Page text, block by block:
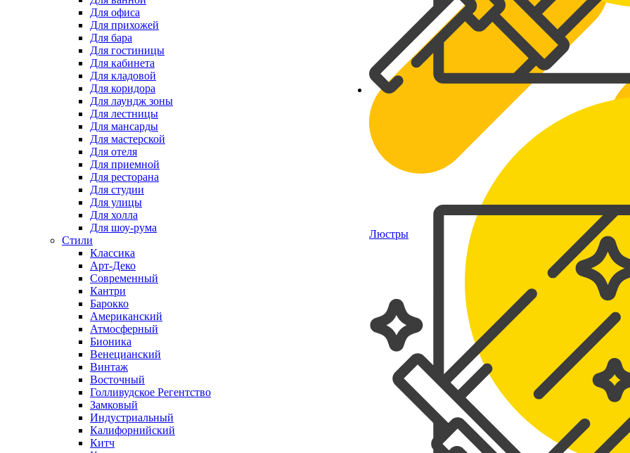
Люстры
Для офиса
Для прихожей
Для бара
Для гостиницы
Для кабинета
Для кладовой
Для коридора
Для лаундж зоны
Для лестницы
Для мансарды
Для мастерской
Для отеля
Для приемной
Для ресторана
Для студии
Для улицы
Для холла
Для шоу-рума
Стили
Классика
Арт-Деко
Современный
Кантри
Барокко
Американский
Атмосферный
Бионика
Венецианский
Винтаж
Восточный
Голливудское Регентство
Замковый
Индустриальный
Калифорнийский
Китч